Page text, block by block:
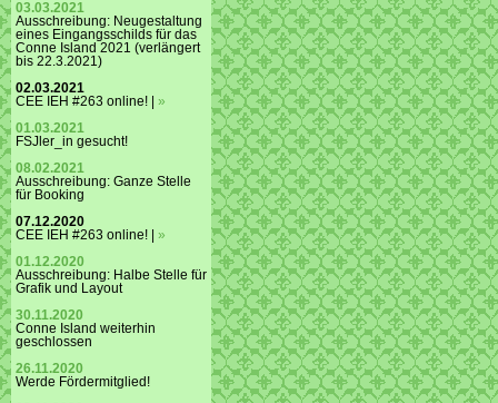
03.03.2021
Ausschreibung: Neugestaltung
eines Eingangsschilds für das
Conne Island 2021 (verlängert
bis 22.3.2021)
02.03.2021
CEE IEH #263 online! | »
01.03.2021
FSJler_in gesucht!
08.02.2021
Ausschreibung: Ganze Stelle
für Booking
07.12.2020
CEE IEH #263 online! | »
01.12.2020
Ausschreibung: Halbe Stelle für
Grafik und Layout
30.11.2020
Conne Island weiterhin
geschlossen
26.11.2020
Werde Fördermitglied!